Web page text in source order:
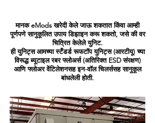
मानक eMods खरेदी केले जाऊ शकतात किंवा आम्ही
पूर्णपणे सानुकूलित उपाय डिझाइन करू शकतो, जसे की वर
चित्रित केलेले युनिट.
ही युनिट्स आमच्या स्टँडर्ड रूफटॉप युनिट्स (आरटीयू) च्या
विरूद्ध ब्यूटाइल रबर फ्लोअर्स (अतिरिक्त ESD संरक्षण)
आणि फ्लोअर वेंटिलेशनसह इन-वॉल चिलर्ससह सानुकूल
बांधलेली होती.